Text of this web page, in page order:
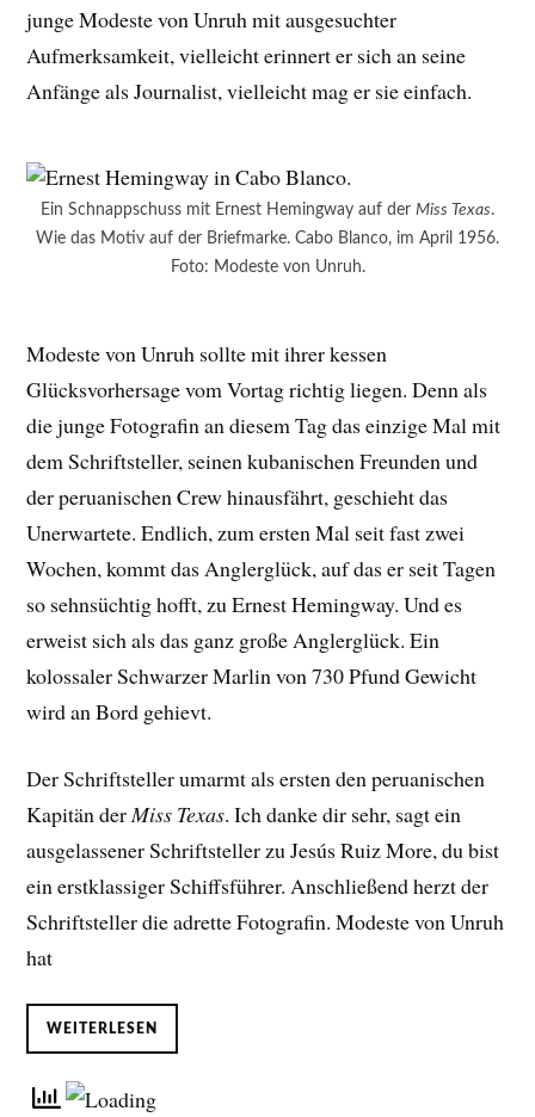
junge Modeste von Unruh mit ausgesuchter
Aufmerksamkeit, vielleicht erinnert er sich an seine
Anfänge als Journalist, vielleicht mag er sie einfach.
Ein Schnappschuss mit Ernest Hemingway auf der Miss Texas.
Wie das Motiv auf der Briefmarke. Cabo Blanco, im April 1956.
Foto: Modeste von Unruh.
Modeste von Unruh sollte mit ihrer kessen
Glücksvorhersage vom Vortag richtig liegen. Denn als
die junge Fotografin an diesem Tag das einzige Mal mit
dem Schriftsteller, seinen kubanischen Freunden und
der peruanischen Crew hinausfährt, geschieht das
Unerwartete. Endlich, zum ersten Mal seit fast zwei
Wochen, kommt das Anglerglück, auf das er seit Tagen
so sehnsüchtig hofft, zu Ernest Hemingway. Und es
erweist sich als das ganz große Anglerglück. Ein
kolossaler Schwarzer Marlin von 730 Pfund Gewicht
wird an Bord gehievt.
Der Schriftsteller umarmt als ersten den peruanischen
Kapitän derMiss Texas. Ich danke dir sehr, sagt ein
ausgelassener Schriftsteller zu Jesús Ruiz More, du bist
ein erstklassiger Schiffsführer. Anschließend herzt der
Schriftsteller die adrette Fotografin. Modeste von Unruh
hat
WEITERLESEN